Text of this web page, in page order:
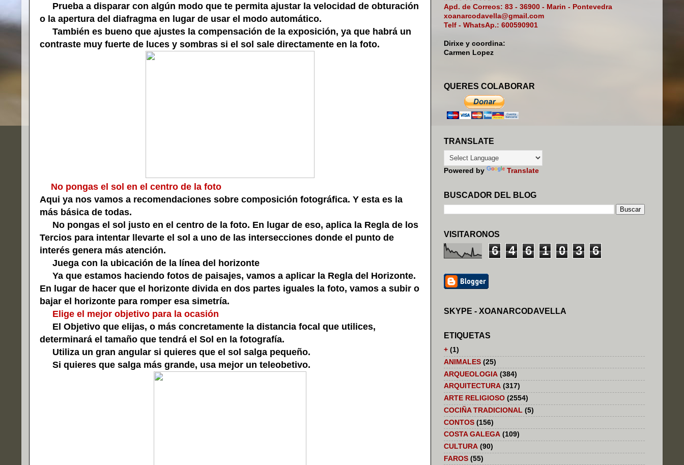
Prueba a disparar con algún modo que te permita ajustar la velocidad de obturación
o la apertura del diafragma en lugar de usar el modo automático.
También es bueno que ajustes la compensación de la exposición, ya que habrá un
contraste muy fuerte de luces y sombras si el sol sale directamente en la foto.
No pongas el sol en el centro de la foto
Aqui ya nos vamos a recomendaciones sobre composición fotográfica. Y esta es la
más básica de todas.
No pongas el sol justo en el centro de la foto. En lugar de eso, aplica la Regla de los
Tercios para intentar llevarte el sol a uno de las intersecciones donde el punto de
interés genera más atención.
Juega con la ubicación de la línea del horizonte
Ya que estamos haciendo fotos de paisajes, vamos a aplicar la Regla del Horizonte.
En lugar de hacer que el horizonte divida en dos partes iguales la foto, vamos a subir o
bajar el horizonte para romper esa simetría.
Elige el mejor objetivo para la ocasión
El Objetivo que elijas, o más concretamente la distancia focal que utilices,
determinará el tamaño que tendrá el Sol en la fotografía.
Utiliza un gran angular si quieres que el sol salga pequeño.
Si quieres que salga más grande, usa mejor un teleobetivo.
Apd. de Correos: 83 - 36900 - Marin - Pontevedra
xoanarcodavella@gmail.com
Telf - WhatsAp.: 600590901
Dirixe y coordina:
Carmen Lopez
QUERES COLABORAR
TRANSLATE
Powered by Translate
BUSCADOR DEL BLOG
VISITARONOS
6 4 6 1 0 3 6
SKYPE - XOANARCODAVELLA
ETIQUETAS
+ (1)
ANIMALES (25)
ARQUEOLOGIA (384)
ARQUITECTURA (317)
ARTE RELIGIOSO (2554)
COCIÑA TRADICIONAL (5)
CONTOS (156)
COSTA GALEGA (109)
CULTURA (90)
FAROS (55)